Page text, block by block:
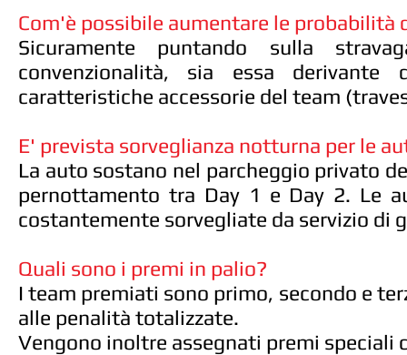
Com'è possibile aumentare le probabilità
Sicuramente puntando sulla
convenzionalità, sia essa
caratteristiche accessorie del team
E' prevista sorveglianza notturna per le
La auto sostano nel parcheggio privato
pernottamento tra Day 1 e Day 2. Le
costantemente sorvegliate da servizio di
Quali sono i premi in palio?
I team premiati sono primo, secondo e
alle penalità totalizzate.
Vengono inoltre assegnati premi speciali